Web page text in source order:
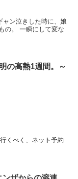
ャン泣きした時に、娘
の。 一瞬にして変な
の高熱1週間。～
くべく、ネット予約